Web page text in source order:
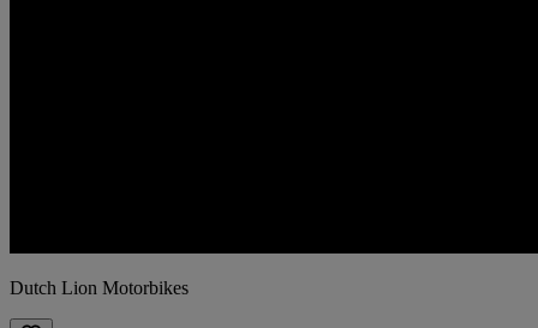
Dutch Lion Motorbikes